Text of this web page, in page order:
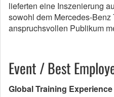
lieferten eine Inszenierung
sowohl dem Mercedes-
anspruchsvollen Publikum
Event / Best
Global Training